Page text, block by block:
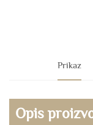
Prikaz
Opis